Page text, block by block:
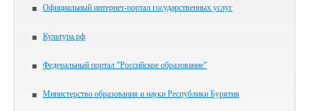
Официальный интернет-портал государственных услуг
Культура.рф
Федеральный портал "Российское образование"
Министерство образования и науки Республики Бурятия